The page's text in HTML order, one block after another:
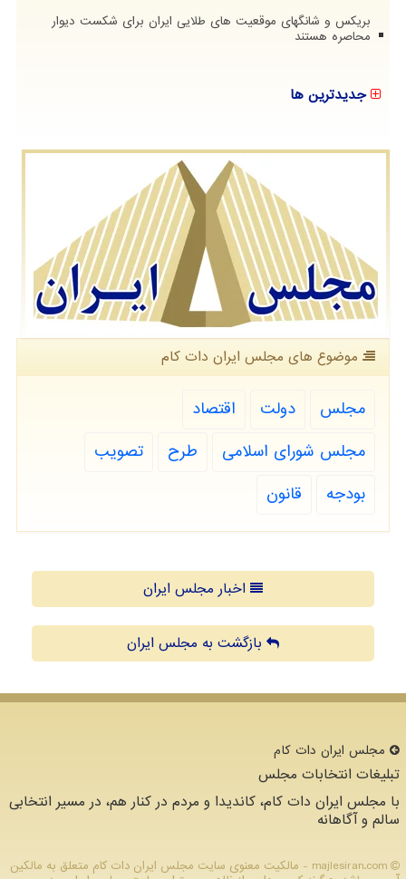
بریکس و شانگهای موقعیت های طلایی ایران برای شکست دیوار
محاصره هستند
جدیدترین ها
موضوع های مجلس ایران دات كام
مجلس دولت
اقتصاد
مجلس شورای اسلامی
طرح
تصویب
بودجه
قانون
اخبار مجلس ایران
بازگشت به مجلس ایران
مجلس ایران دات كام
تبلیغات انتخابات مجلس
با مجلس ایران دات کام، کاندیدا و مردم در کنار هم، در مسیر انتخابی
سالم و آگاهانه
majlesiran.com - مالکیت معنوی سایت مجلس ایران دات كام متعلق به مالکین